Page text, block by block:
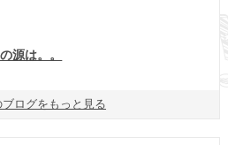
源は。。
ログをもっと見る